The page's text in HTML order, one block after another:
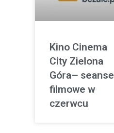
Kino Cinema
City Zielona
Góra– seanse
filmowe w
czerwcu